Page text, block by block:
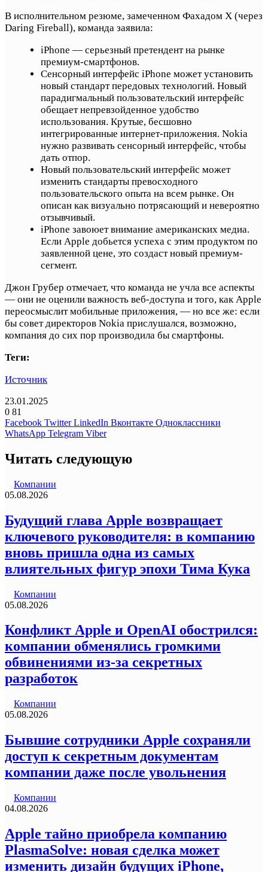
В исполнительном резюме, замеченном Фахадом Х (через
Daring Fireball), команда заявила:
iPhone — серьезный претендент на рынке
премиум-смартфонов.
Сенсорный интерфейс iPhone может установить
новый стандарт передовых технологий. Новый
парадигмальный пользовательский интерфейс
обещает непревзойденное удобство
использования. Крутые, бесшовно
интегрированные интернет-приложения. Nokia
нужно развивать сенсорный интерфейс, чтобы
дать отпор.
Новый пользовательский интерфейс может
изменить стандарты превосходного
пользовательского опыта на всем рынке. Он
описан как визуально потрясающий и невероятно
отзывчивый.
iPhone завоюет внимание американских медиа.
Если Apple добьется успеха с этим продуктом по
заявленной цене, это создаст новый премиум-
сегмент.
Джон Грубер отмечает, что команда не учла все аспекты
— они не оценили важность веб-доступа и того, как Apple
переосмыслит мобильные приложения, — но все же: если
бы совет директоров Nokia прислушался, возможно,
компания до сих пор производила бы смартфоны.
Теги:
Источник
23.01.2025
0 81
Facebook Twitter LinkedIn Вконтакте Одноклассники
WhatsApp Telegram Viber
Читать следующую
Компании
05.08.2026
Будущий глава Apple возвращает
ключевого руководителя: в компанию
вновь пришла одна из самых
влиятельных фигур эпохи Тима Кука
Компании
05.08.2026
Конфликт Apple и OpenAI обострился:
компании обменялись громкими
обвинениями из-за секретных
разработок
Компании
05.08.2026
Бывшие сотрудники Apple сохраняли
доступ к секретным документам
компании даже после увольнения
Компании
04.08.2026
Apple тайно приобрела компанию
PlasmaSolve: новая сделка может
изменить дизайн будущих iPhone,